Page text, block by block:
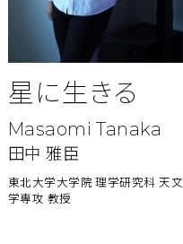
星に生きる
Masaomi Tanaka
田中 雅臣
東北大学大学院 理学研究科 天文
学専攻 教授